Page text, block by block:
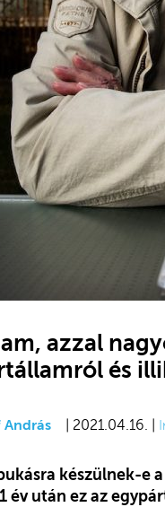
azzal
és
| 2021.04.16. |
készülnek-e
év után ez az